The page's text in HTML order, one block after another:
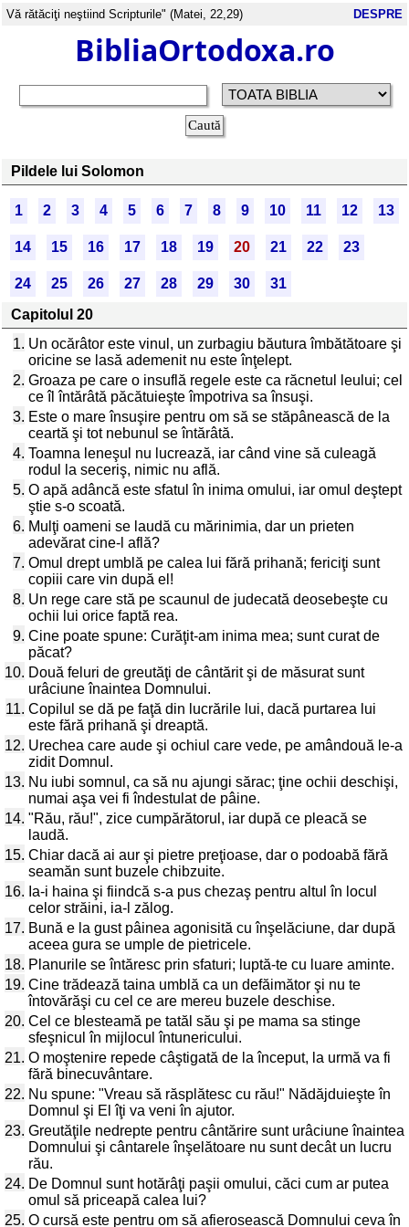
Vă rătăciţi neştiind Scripturile" (Matei, 22,29) DESPRE
BibliaOrtodoxa.ro
Pildele lui Solomon
1 2 3 4 5 6 7 8 9 10 11 12 13
14 15 16 17 18 19 20 21 22 23
24 25 26 27 28 29 30
31
Capitolul 20
1. Un ocărâtor este vinul, un zurbagiu băutura îmbătătoare şi
oricine se lasă ademenit nu este înţelept.
2. Groaza pe care o insuflă regele este ca răcnetul leului; cel
ce îl întărâtă păcătuieşte împotriva sa însuşi.
3. Este o mare însuşire pentru om să se stăpânească de la
ceartă şi tot nebunul se întărâtă.
4. Toamna leneşul nu lucrează, iar când vine să culeagă
rodul la seceriş, nimic nu află.
5. O apă adâncă este sfatul în inima omului, iar omul deştept
ştie s-o scoată.
6. Mulţi oameni se laudă cu mărinimia, dar un prieten
adevărat cine-l află?
7. Omul drept umblă pe calea lui fără prihană; fericiţi sunt
copiii care vin după el!
8. Un rege care stă pe scaunul de judecată deosebeşte cu
ochii lui orice faptă rea.
9. Cine poate spune: Curăţit-am inima mea; sunt curat de
păcat?
10. Două feluri de greutăţi de cântărit şi de măsurat sunt
urâciune înaintea Domnului.
11. Copilul se dă pe faţă din lucrările lui, dacă purtarea lui
este fără prihană şi dreaptă.
12. Urechea care aude şi ochiul care vede, pe amândouă le-a
zidit Domnul.
13. Nu iubi somnul, ca să nu ajungi sărac; ţine ochii deschişi,
numai aşa vei fi îndestulat de pâine.
14. "Rău, rău!", zice cumpărătorul, iar după ce pleacă se
laudă.
15. Chiar dacă ai aur şi pietre preţioase, dar o podoabă fără
seamăn sunt buzele chibzuite.
16. Ia-i haina şi fiindcă s-a pus chezaş pentru altul în locul
celor străini, ia-l zălog.
17. Bună e la gust pâinea agonisită cu înşelăciune, dar după
aceea gura se umple de pietricele.
18. Planurile se întăresc prin sfaturi; luptă-te cu luare aminte.
19. Cine trădează taina umblă ca un defăimător şi nu te
întovărăşi cu cel ce are mereu buzele deschise.
20. Cel ce blesteamă pe tatăl său şi pe mama sa stinge
sfeşnicul în mijlocul întunericului.
21. O moştenire repede câştigată de la început, la urmă va fi
fără binecuvântare.
22. Nu spune: "Vreau să răsplătesc cu rău!" Nădăjduieşte în
Domnul şi El îţi va veni în ajutor.
23. Greutăţile nedrepte pentru cântărire sunt urâciune înaintea
Domnului şi cântarele înşelătoare nu sunt decât un lucru
rău.
24. De Domnul sunt hotărâţi paşii omului, căci cum ar putea
omul să priceapă calea lui?
25. O cursă este pentru om să afierosească Domnului ceva în